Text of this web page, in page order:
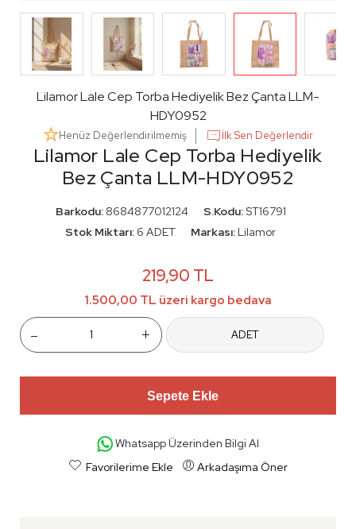
Lilamor Lale Cep Torba Hediyelik
Bez Çanta LLM-HDY0952
Lilamor Lale Cep Torba Hediyelik Bez Çanta LLM-
HDY0952
Henüz Değerlendirilmemiş İlk Sen Değerlendir
Barkodu:8684877012124 S.Kodu:ST16791
Stok Miktarı: 6 ADET Markası: Lilamor
219,90 TL
1.500,00 TL üzeri kargo bedava
- + ADET
Sepete Ekle
Whatsapp Üzerinden Bilgi Al
Favorilerime Ekle
Arkadaşıma Öner